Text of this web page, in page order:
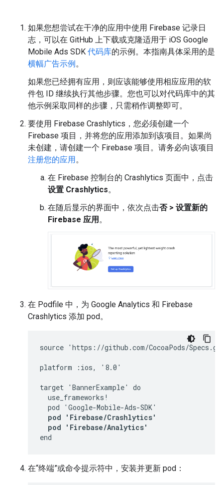
如果您想尝试在干净的应用中使用 Firebase 记录日
志，可以在 GitHub 上下载或克隆适用于 iOS Google
Mobile Ads SDK 代码库的示例。本指南具体采用的是
横幅广告示例。
如果您已经拥有应用，则应该能够使用相应应用的软
件包 ID 继续执行其他步骤。您也可以对代码库中的其
他示例采取同样的步骤，只需稍作调整即可。
要使用 Firebase Crashlytics，您必须创建一个
Firebase 项目，并将您的应用添加到该项目。如果尚
未创建，请创建一个 Firebase 项目。请务必向该项目
注册您的应用。
在 Firebase 控制台的 Crashlytics 页面中，点击
设置 Crashlytics。
在随后显示的界面中，依次点击否 > 设置新的
Firebase 应用 。
在 Podfile 中，为 Google Analytics 和 Firebase
Crashlytics 添加 pod。
source 'https://github.com/CocoaPods/
platform :ios, '8.0'
target 'BannerExample' do
  use_frameworks!
  pod 'Google-Mobile-Ads-SDK'
pod 'Firebase/Crashlytics'
  pod 'Firebase/Analytics'
end
在“终端”或命令提示符中，安装并更新 pod：